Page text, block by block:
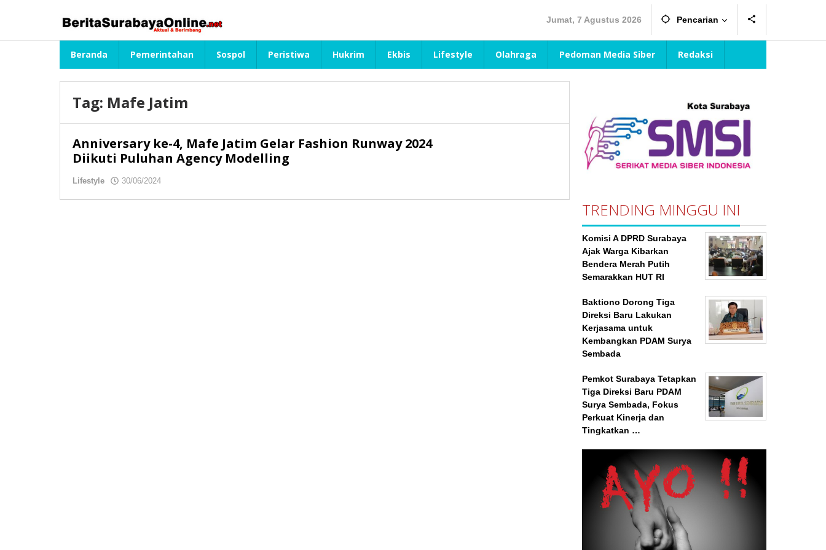
Jumat, 7 Agustus 2026 Pencarian
Beranda Pemerintahan Sospol Peristiwa Hukrim Ekbis Lifestyle Olahraga Pedoman Media Siber Redaksi
Tag: Mafe Jatim
Anniversary ke-4, Mafe Jatim Gelar Fashion Runway 2024
Diikuti Puluhan Agency Modelling
Lifestyle 30/06/2024
TRENDING MINGGU INI
Komisi A DPRD Surabaya
Ajak Warga Kibarkan
Bendera Merah Putih
Semarakkan HUT RI
Baktiono Dorong Tiga
Direksi Baru Lakukan
Kerjasama untuk
Kembangkan PDAM Surya
Sembada
Pemkot Surabaya Tetapkan
Tiga Direksi Baru PDAM
Surya Sembada, Fokus
Perkuat Kinerja dan
Tingkatkan …